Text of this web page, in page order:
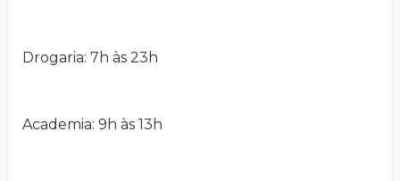
Drogaria: 7h às 23h
Academia: 9h às 13h